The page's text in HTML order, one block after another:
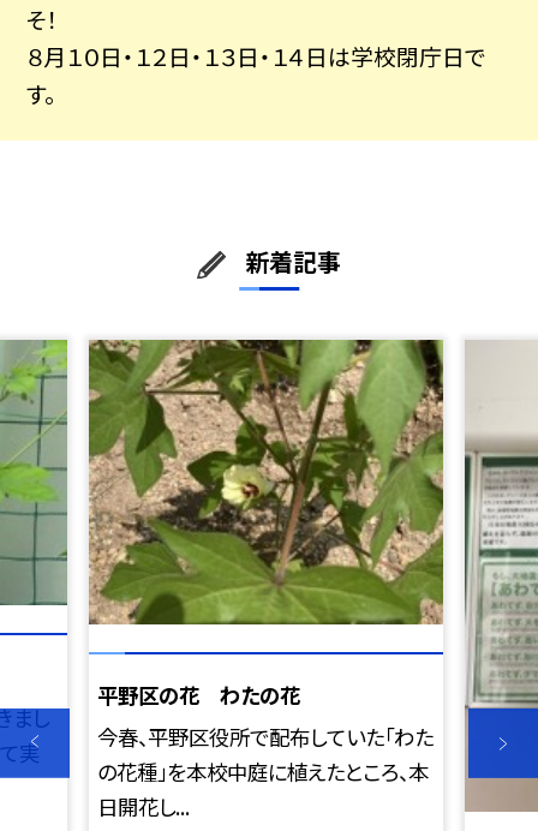
そ！
８月１０日・１２日・１３日・１４日は学校閉庁日で
す。
新着記事
まし
実
平野区の花 わたの花
今春、平野区役所で配布していた「わた
の花種」を本校中庭に植えたところ、本
日開花し...